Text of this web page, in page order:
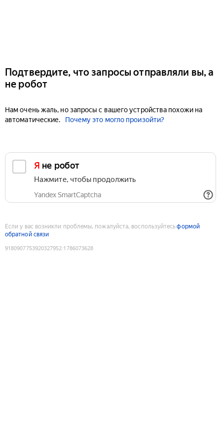
Подтвердите, что запросы отправляли вы, а
не робот
Нам очень жаль, но запросы с вашего устройства похожи на
автоматические.
Почему это могло произойти?
Я не робот
Нажмите, чтобы продолжить
Yandex SmartCaptcha
Если у вас возникли проблемы, пожалуйста, воспользуйтесьформой
обратной связи
9180907753920327952:1786073628